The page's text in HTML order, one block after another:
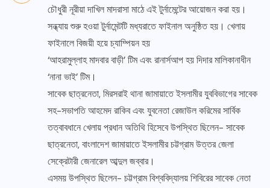
চৌধুরী নূরীয়া দাখিল মাদরাসা মাঠে এই টুর্নামেন্টের আয়োজন করা হয়।
সন্ধ্যায় শুরু হওয়া টুর্নামেন্টটি মধ্যরাতে ফাইনাল অনুষ্ঠিত হয়। খেলায়
ফাইনালে বিজয়ী হয়ে চ্যাম্পিয়ন হয়
‘আহরামুল্লাহ মাদবার বাড়ী’ টিম এবং রানার্সআপ হয় দিদার মালিকানাধীন
‘নানা ভাই’ টিম।
সাবেক ছাত্রনেতা, মিরসরাই থানা জামায়াতে ইসলামীর যুববিভাগের সাবেক
সহ-সভাপতি আহমেদ রাকিব এবং যুবনেতা রেজাউল করিমের সার্বিক
তত্বাবধানে খেলায় প্রধান অতিথি হিসেবে উপস্থিত ছিলেন- সাবেক
ছাত্রনেতা, বাংলাদেশ জামায়াতে ইসলামীর চট্টগ্রাম উত্তর জেলা
সেক্রেটারী জেনারেল আব্দুল জব্বার।
এসময় উপস্থিত ছিলেন- চট্টগ্রাম বিশ্ববিদ্যালয় শিবিরের সাবেক নেতা